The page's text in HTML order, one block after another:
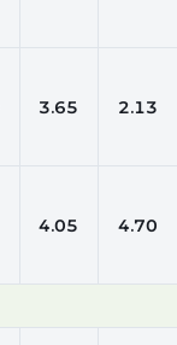
3.65 2.13
4.05 4.70